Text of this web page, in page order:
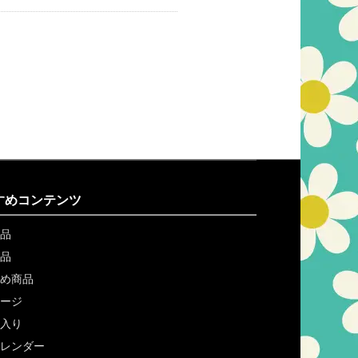
めコンテンツ
商品
ジ
り
ンダー